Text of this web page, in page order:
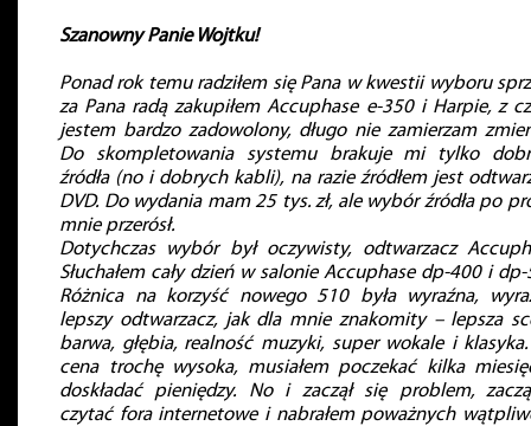
Szanowny Panie Wojtku!
Ponad rok temu radziłem się Pana w kwestii wyboru
za Pana radą zakupiłem Accuphase e-350 i Harpie, z
jestem bardzo zadowolony, długo nie zamierzam
Do skompletowania systemu brakuje mi tylko
źródła (no i dobrych kabli), na razie źródłem jest
DVD. Do wydania mam 25 tys. zł, ale wybór źródła po
mnie przerósł.
Dotychczas wybór był oczywisty, odtwarzacz
Słuchałem cały dzień w salonie Accuphase dp-400 i dp-
Różnica na korzyść nowego 510 była wyraźna,
lepszy odtwarzacz, jak dla mnie znakomity – lepsza
barwa, głębia, realność muzyki, super wokale i
cena trochę wysoka, musiałem poczekać kilka
doskładać pieniędzy. No i zaczął się problem,
czytać fora internetowe i nabrałem poważnych